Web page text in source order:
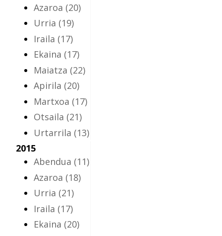
Azaroa (20)
Urria (19)
Iraila (17)
Ekaina (17)
Maiatza (22)
Apirila (20)
Martxoa (17)
Otsaila (21)
Urtarrila (13)
2015
Abendua (11)
Azaroa (18)
Urria (21)
Iraila (17)
Ekaina (20)